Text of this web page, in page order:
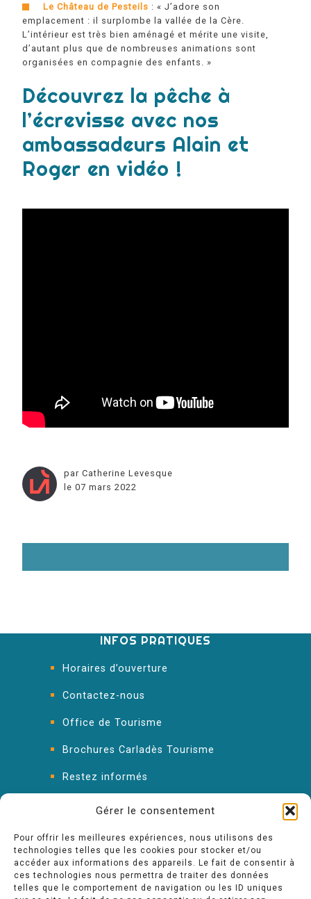
Gérer le consentement
Pour offrir les meilleures expériences, nous utilisons des
technologies telles que les cookies pour stocker et/ou
accéder aux informations des appareils. Le fait de consentir à
ces technologies nous permettra de traiter des données
telles que le comportement de navigation ou les ID uniques
Le Château de Pesteils :« J’adore son
emplacement : il surplombe la vallée de la Cère.
L’intérieur est très bien aménagé et mérite une visite,
d’autant plus que de nombreuses animations sont
organisées en compagnie des enfants.
»
Découvrez la pêche à
l’écrevisse avec nos
ambassadeurs Alain et
Roger en vidéo !
par Catherine Levesque
le 07 mars 2022
INFOS PRATIQUES
Horaires d’ouverture
Contactez-nous
Office de Tourisme
Brochures Carladès Tourisme
Restez informés
FAQ : les réponses à vos questions